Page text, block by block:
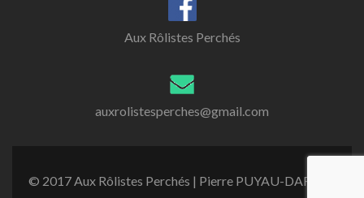
Aux Rôlistes Perchés
auxrolistesperches@gmail.com
© 2017 Aux Rôlistes Perchés | Pierre PUYAU-DAREYT